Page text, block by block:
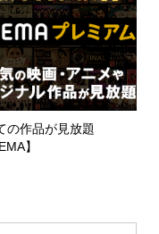
の作品が見放題
】